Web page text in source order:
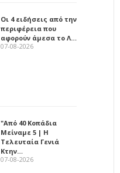
Οι 4 ειδήσεις από την
περιφέρεια που
αφορούν άμεσα το Λ…
07-08-2026
"Από 40 Κοπάδια
Μείναμε 5 | Η
Τελευταία Γενιά
Κτην…
07-08-2026